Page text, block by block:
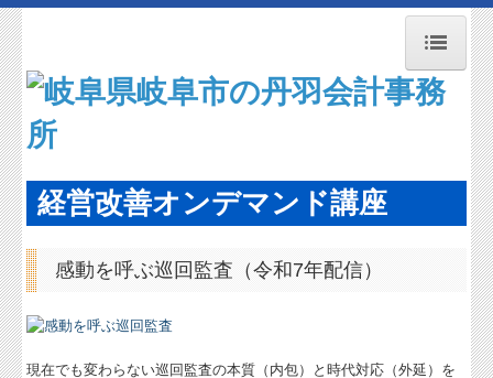
トップページ
事務所紹介
業務案内
経営理念
交通案内
新型コロナ経営支援情報
経営改善オンデマンド講座
感動を呼ぶ巡回監査（令和7年配信）
現在でも変わらない巡回監査の本質（内包）と時代対応（外延）を